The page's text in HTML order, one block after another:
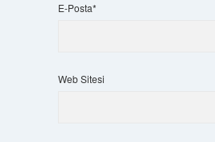
E-Posta*
Web Sitesi